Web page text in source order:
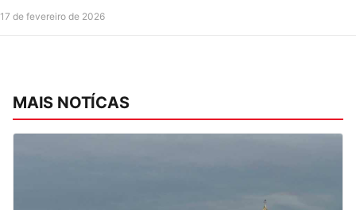
17 de fevereiro de 2026
MAIS NOTÍCAS